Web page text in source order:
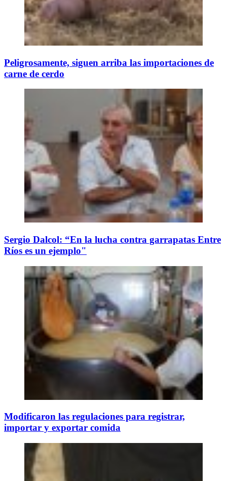
Peligrosamente, siguen arriba las importaciones de
carne de cerdo
Sergio Dalcol: “En la lucha contra garrapatas Entre
Ríos es un ejemplo"
Modificaron las regulaciones para registrar,
importar y exportar comida